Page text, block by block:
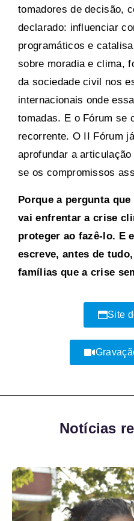
tomadores de decisão,
declarado: influenciar
programáticos e
sobre moradia e clima,
da sociedade civil nos
internacionais onde
tomadas. E o Fórum se
recorrente. O II Fórum
aprofundar a
se os compromissos
Porque a pergunta
vai enfrentar a crise
proteger ao fazê-lo. E
escreve, antes de
famílias que a crise
Site
Notícias